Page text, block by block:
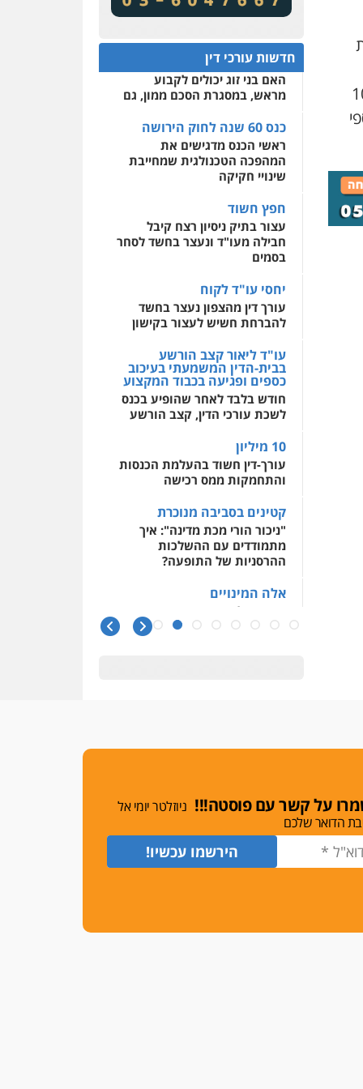
מייקל 10
שירותים מקצועיים לעורכי
דין
0522508109
אחסון אתרים
מהירות הגנה גיבוי
לעורכי דין
מרכז התחלה חדשה
שירותים מקצועיים לעורכי
דין
0544500346
חדשות עורכי דין
מע"מ ומוסדות ללא כוונת רווח
המתח שבין חוק יחסי ממון
לבין חוק הירושה
האם בני זוג יכולים לקבוע
מראש, במסגרת הסכם ממון, גם
כנס 60 שנה לחוק הירושה
ראשי הכנס מדגישים את
המהפכה הטכנולגית שמחייבת
שינויי חקיקה
חפץ חשוד
עצור בתיק ניסיון רצח קיבל
חבילה מעו"ד ונעצר בחשד לסחר
בסמים
יחסי עו"ד לקוח
עורך דין מהצפון נעצר בחשד
להברחת חשיש לעצור בקישון
עו"ד ליאור קצב הורשע
בבית-הדין המשמעתי בעיכוב
כספים ופגיעה בכבוד המקצוע
חודש בלבד לאחר שהופיע בכנס
לשכת עורכי הדין, קצב הורשע
10 מיליון
עורך-דין חשוד בהעלמת הכנסות
והתחמקות ממס רכישה
קטינים בסביבה מנוכרת
"ניכור הורי מכת מדינה": איך
מתמודדים עם ההשלכות
ההרסניות של התופעה?
אלה המינויים
הוועדה לבחירת שופטים בחרה
26 שופטים ורשמים נוספים
האופנוע חזר הביתה
עו"ד גיל פרידמן והרפתקאות
אופנוע השטח שלו
לחמאס
על קשר עם פוסטה!!! ניוזלטר יומי אל
הדואר שלכם